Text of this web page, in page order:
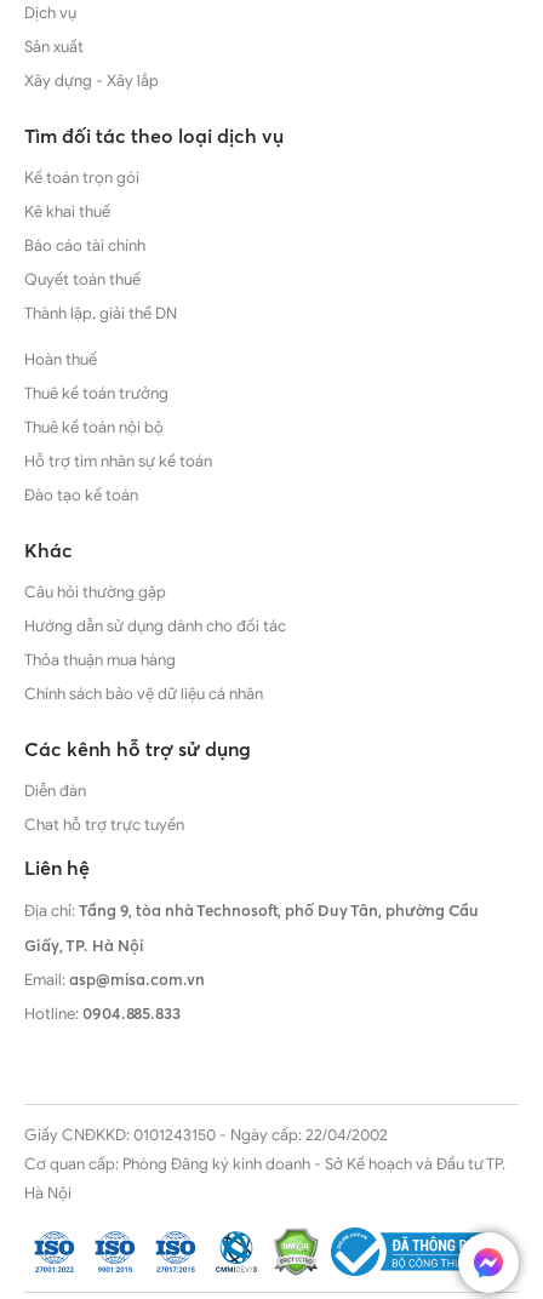
Dịch vụ
Sản xuất
Xây dựng - Xây lắp
Tìm đối tác theo loại dịch vụ
Kế toán trọn gói
Kê khai thuế
Báo cáo tài chính
Quyết toán thuế
Thành lập, giải thể DN
Hoàn thuế
Thuê kế toán trưởng
Thuê kế toán nội bộ
Hỗ trợ tìm nhân sự kế toán
Đào tạo kế toán
Khác
Câu hỏi thường gặp
Hướng dẫn sử dụng dành cho đối tác
Thỏa thuận mua hàng
Chính sách bảo vệ dữ liệu cá nhân
Các kênh hỗ trợ sử dụng
Diễn đàn
Chat hỗ trợ trực tuyến
Liên hệ
Địa chỉ:Tầng 9, tòa nhà Technosoft, phố Duy Tân, phường Cầu
Giấy,TP. Hà Nội
Email:asp@misa.com.vn
Hotline:0904.885.833
Giấy CNĐKKD: 0101243150 - Ngày cấp: 22/04/2002
Cơ quan cấp: Phòng Đăng ký kinh doanh - Sở Kế hoạch và Đầu tư TP.
Hà Nội